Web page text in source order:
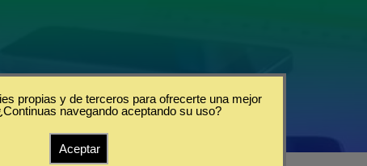
propias y de terceros para ofrecerte una mejor
navegando aceptando su uso?
Aceptar